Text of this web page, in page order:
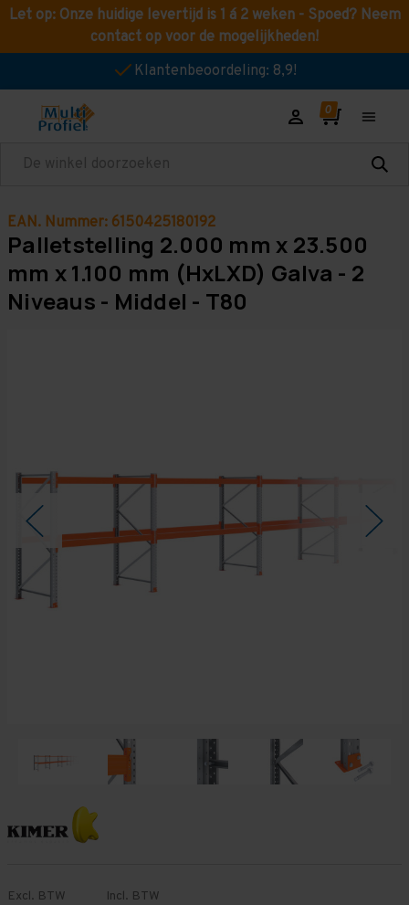
Let op: Onze huidige levertijd is 1 á 2 weken - Spoed? Neem
contact op voor de mogelijkheden!
Klantenbeoordeling: 8,9!
Zoeken
EAN. Nummer: 6150425180192
Palletstelling 2.000 mm x 23.500
mm x 1.100 mm (HxLXD) Galva - 2
Niveaus - Middel - T80
Excl. BTW Incl. BTW